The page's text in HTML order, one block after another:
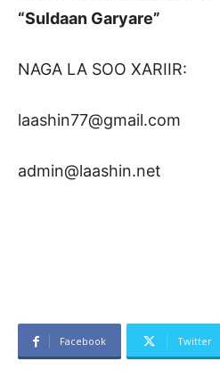
“Suldaan Garyare”
NAGA LA SOO XARIIR:
laashin77@gmail.com
admin@laashin.net
Facebook Twitter